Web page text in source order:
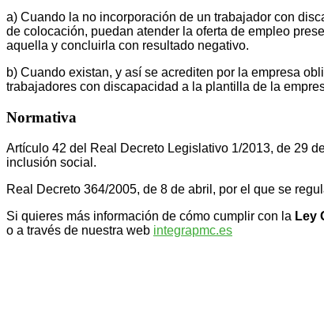
a) Cuando la no incorporación de un trabajador con
de colocación, puedan atender la oferta de empleo
aquella y concluirla con resultado negativo.
b) Cuando existan, y así se acrediten por la empresa
trabajadores con discapacidad a la plantilla de la
Normativa
Artículo 42 del Real Decreto Legislativo 1/2013, de 29
inclusión social.
Real Decreto 364/2005, de 8 de abril, por el que se
Si quieres más información de cómo cumplir con la Ley
o a través de nuestra web integrapmc.es